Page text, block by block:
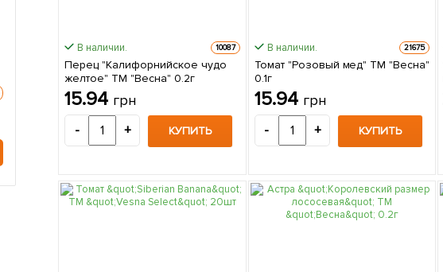
В наличии. 10087
Перец "Калифорнийское чудо
желтое" ТМ "Весна" 0.2г
15.94 грн
- + КУПИТЬ
В наличии. 21675
Томат "Розовый мед" ТМ "Весна"
0.1г
15.94 грн
- + КУПИТЬ